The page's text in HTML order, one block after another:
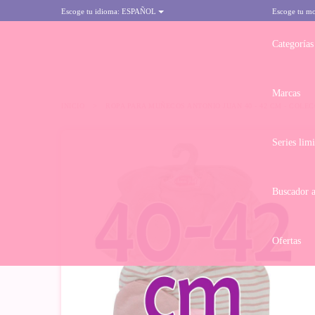
Escoge tu idioma: ESPAÑOL Escoge tu
Categorías
Marcas
Series
Buscador
Ofertas